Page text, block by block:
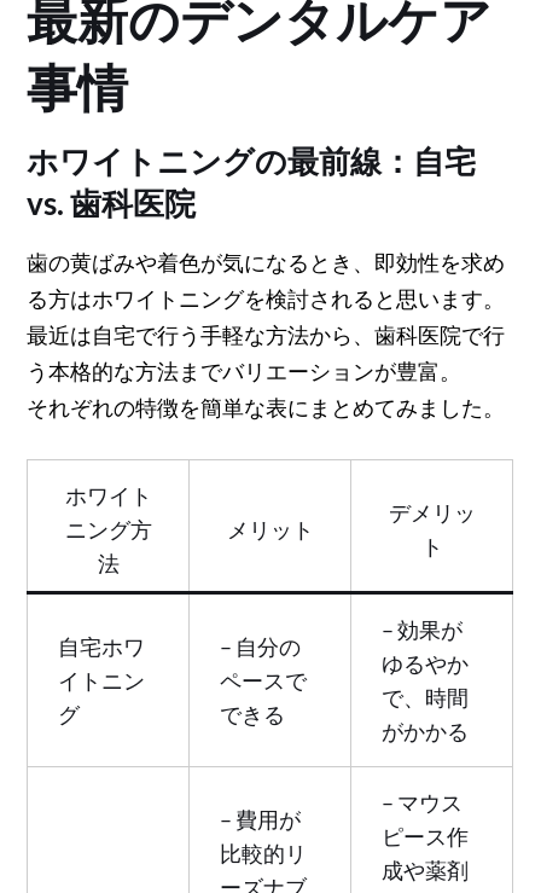
最新のデンタルケア
事情
ホワイトニングの最前線：自宅
vs. 歯科医院
歯の黄ばみや着色が気になるとき、即効性を求め
る方はホワイトニングを検討されると思います。
最近は自宅で行う手軽な方法から、歯科医院で行
う本格的な方法までバリエーションが豊富。
それぞれの特徴を簡単な表にまとめてみました。
ホワイト
ニング方
法
メリット
デメリッ
ト
自宅ホワ
イトニン
グ
– 自分の
ペースで
できる
– 効果が
ゆるやか
で、時間
がかかる
– 費用が
比較的リ
ーズナブ
– マウス
ピース作
成や薬剤